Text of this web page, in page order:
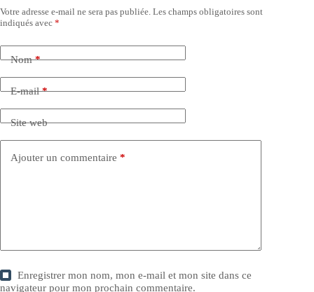
Votre adresse e-mail ne sera pas publiée. Les champs obligatoires sont
indiqués avec *
Nom*
E-mail*
Site web
Ajouter un commentaire *
Enregistrer mon nom, mon e-mail et mon site dans ce
navigateur pour mon prochain commentaire.